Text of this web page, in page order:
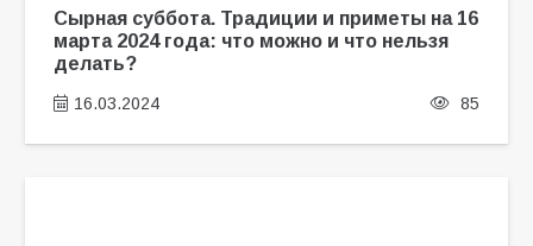
Сырная суббота. Традиции и приметы на 16
марта 2024 года: что можно и что нельзя
делать?
16.03.2024 85